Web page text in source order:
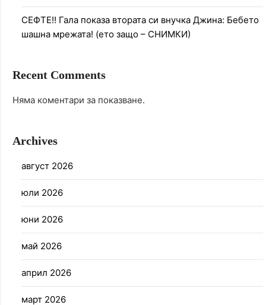
СЕФТЕ!! Гала показа втората си внучка Джина: Бебето
шашна мрежата! (ето защо – СНИМКИ)
Recent Comments
Няма коментари за показване.
Archives
август 2026
юли 2026
юни 2026
май 2026
април 2026
март 2026